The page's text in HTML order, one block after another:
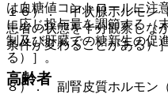
１６）． 甲状腺ホルモン
患者の状態を十分観察しな
条件が変わることがある）
高齢者
は血糖値コントロールに注
に応じ投与量を調節する（
制及び肝臓での糖新生の促
る）］。
８）． 副腎皮質ホルモン